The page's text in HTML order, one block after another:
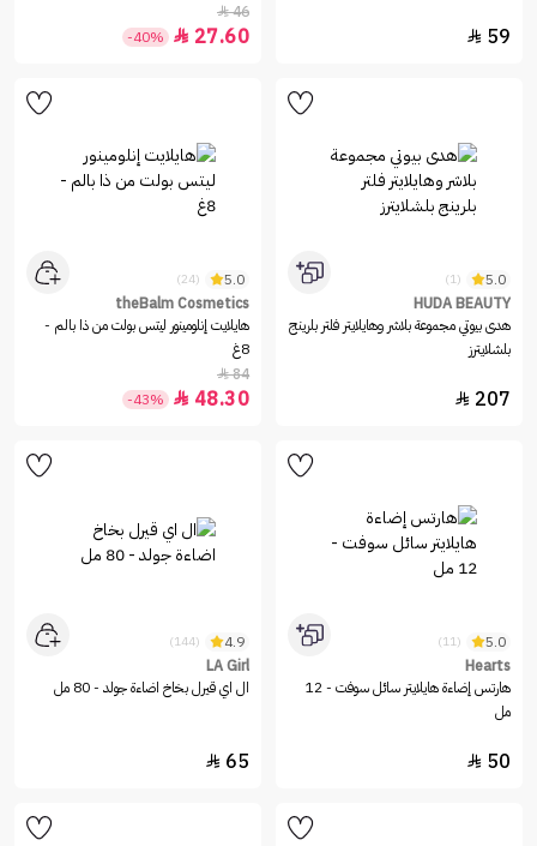
59

46

27.60

-40%
5.0
(1)
HUDA BEAUTY
هدى بيوتي مجموعة بلاشر وهايلايتر فلتر بلرينج
بلشلايترز
207

5.0
(24)
theBalm Cosmetics
هايلايت إنلومينور ليتس بولت من ذا بالم -
8غ
84

48.30

-43%
5.0
(11)
Hearts
هارتس إضاءة هايلايتر سائل سوفت - 12
مل
50

4.9
(144)
LA Girl
ال اي قيرل بخاخ اضاءة جولد - 80 مل
65
